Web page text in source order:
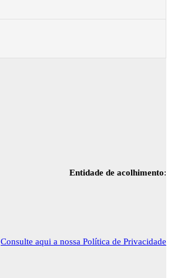
Entidade de acolhimento:
Consulte aqui a nossa Política de Privacidade